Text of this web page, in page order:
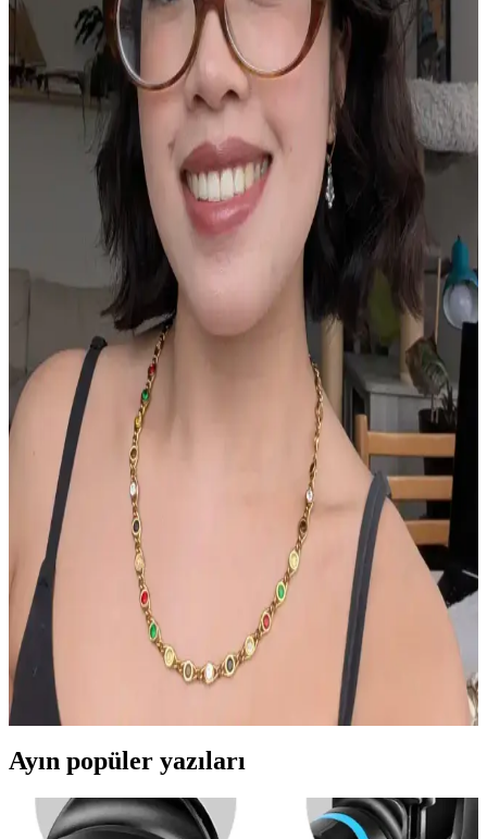
Estée Lauder Double Wear fondötenin yeni formülasyonu, kalıcılık
ve kapatıcılıkta gerileme yaşatırken, kullanıcılar eski formülasyonu
tercih ediyor ve alternatif ürünlere yöneliyor.
K-Beauty ve Asya Menşeli Krem Allıkların
Özellikleri ve Öne Çıkan Markalar
K-Beauty ve Asya menşeli krem allıklar, fondötenle uyumlu
yapıları, gün boyu kalıcılıkları ve ciltte bulanıklaştırıcı etkileriyle
doğal makyaj sunar. Lilybyred, Canmake gibi markalar farklı cilt
tiplerine uygun seçenekler sağlar.
Makyajın Pul Pul Dökülmesini Önlemenin Etkili
Yöntemleri ve Cilt Bakımı İpuçları
Makyajın pul pul dökülmesini önlemek için cilt bakımına önem
vermek, doğru ürün seçimi ve ince katmanlarla uygulama yapmak
gereklidir. Nemlendirme ve eksfoliasyon makyajın kalıcılığını artırır.
Yaz Makyajında Nectar and Ichor Paleti ve Uyumlu
Ürünlerin Özellikleri ve Kullanımı
Nectar and Ichor paleti, yaz makyajında doğal ve kremamsı
tonlarıyla öne çıkıyor. Forbidden Honey serisi ve uyumlu ürünlerle
makyaj kalıcılığı ve canlılık sağlanıyor, yaz havasına uygun estetik
görünüm sunuluyor.
İlkbahar ve Yaz Düğünleri İçin Doğal ve Şık
Makyaj Teknikleri ve Ürün Önerileri
İlkbahar ve yaz düğünlerinde doğal ve uyumlu makyaj için cilt tonu
uyumu, doğru ürün seçimi ve özel günlere uygun teknikler
önemlidir. Nemlendirme ve kirpik bakımı görünümü tamamlar.
Ayın popüler yazıları